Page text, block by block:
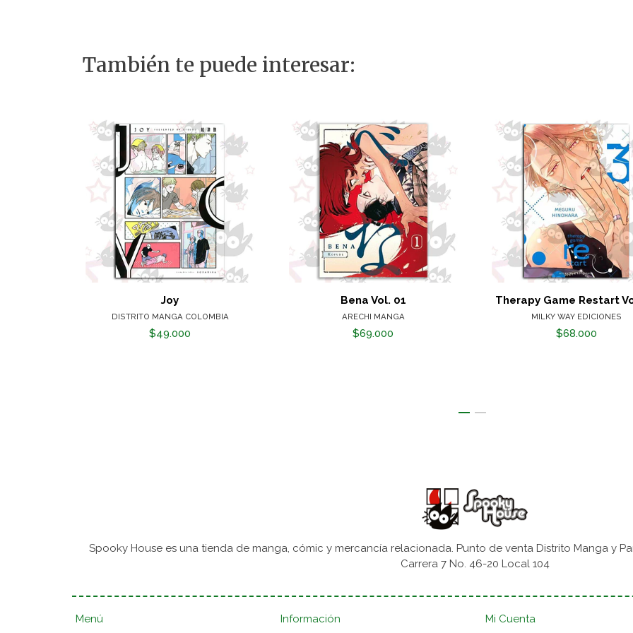
También te puede interesar:
Joy
DISTRITO MANGA COLOMBIA
$49.000
Bena Vol. 01
ARECHI MANGA
$69.000
Therapy Game Restart
MILKY WAY EDICIONES
$68.000
Spooky House es una tienda de manga, cómic y mercancía relacionada. Punto de venta Distrito Manga y
Carrera 7 No. 46-20 Local 104
Menú Información Mi Cuenta